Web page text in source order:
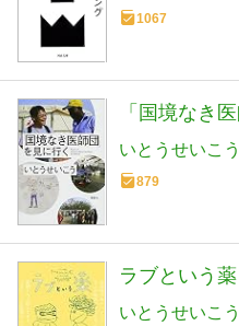
1067
「国境なき
いとうせいこう
879
ラブという薬
いとうせいこう